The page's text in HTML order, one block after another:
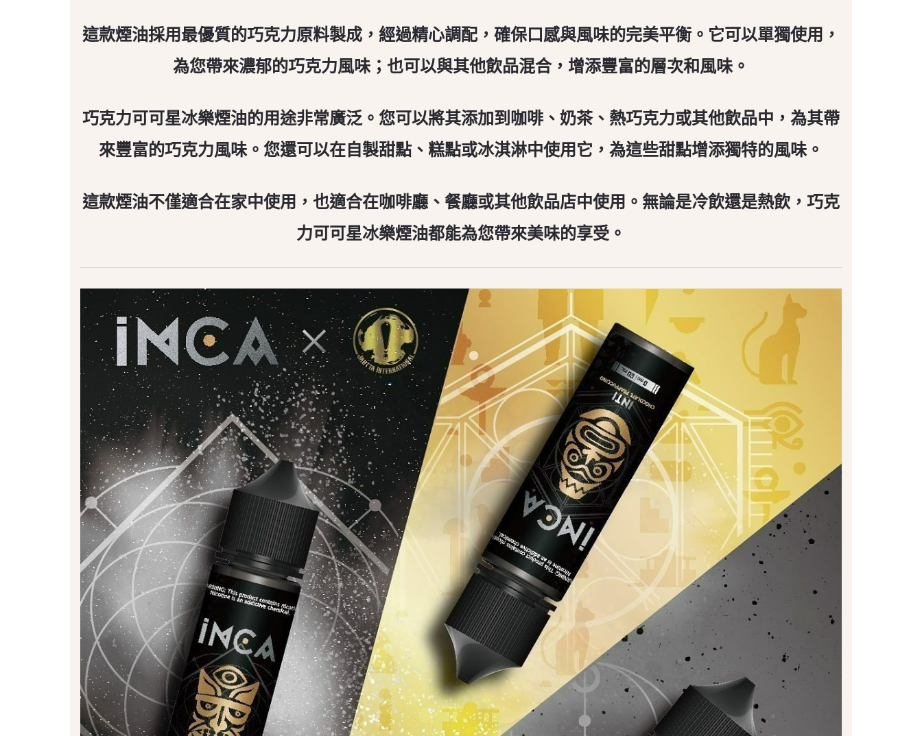
這款煙油採用最優質的巧克力原料製成，經過精心調配，確保口感與風味的完美平衡。它可以單獨使用，
為您帶來濃郁的巧克力風味；也可以與其他飲品混合，增添豐富的層次和風味。
巧克力可可星冰樂煙油的用途非常廣泛。您可以將其添加到咖啡、奶茶、熱巧克力或其他飲品中，為其帶
來豐富的巧克力風味。您還可以在自製甜點、糕點或冰淇淋中使用它，為這些甜點增添獨特的風味。
這款煙油不僅適合在家中使用，也適合在咖啡廳、餐廳或其他飲品店中使用。無論是冷飲還是熱飲，巧克
力可可星冰樂煙油都能為您帶來美味的享受。